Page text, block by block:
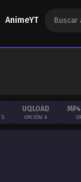
AnimeYT
5
UQLOAD
OPCIÓN 6